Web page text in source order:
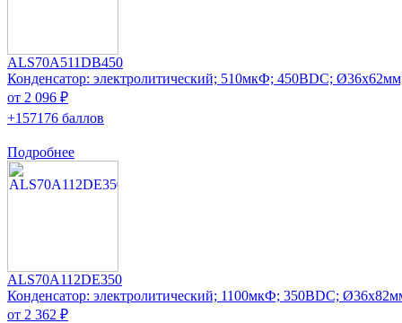
ALS70A511DB450
Конденсатор: электролитический; 510мкФ; 450ВDC;
от 2 096 ₽
+157176 баллов
Подробнее
ALS70A112DE350
Конденсатор: электролитический; 1100мкФ; 350ВDC;
от 2 362 ₽